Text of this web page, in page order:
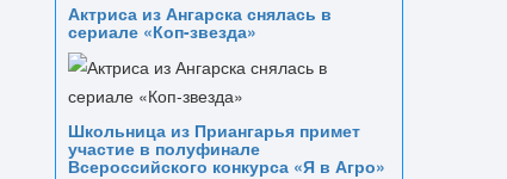
Актриса из Ангарска снялась в
сериале «Коп-звезда»
Школьница из Приангарья примет
участие в полуфинале
Всероссийского конкурса «Я в Агро»